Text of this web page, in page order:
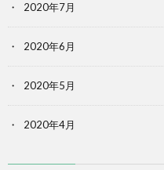
2020年7月
2020年6月
2020年5月
2020年4月